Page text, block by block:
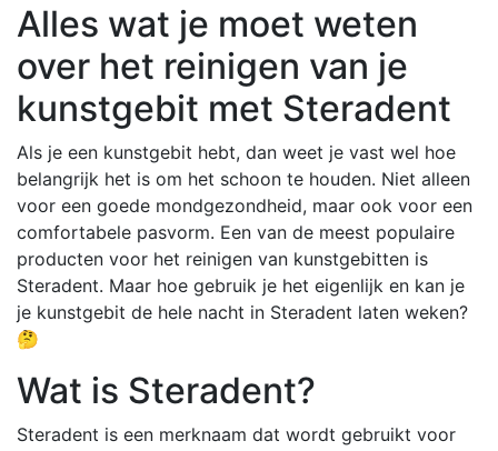
Alles wat je moet weten
over het reinigen van je
kunstgebit met Steradent
Als je een kunstgebit hebt, dan weet je vast wel hoe
belangrijk het is om het schoon te houden. Niet alleen
voor een goede mondgezondheid, maar ook voor een
comfortabele pasvorm. Een van de meest populaire
producten voor het reinigen van kunstgebitten is
Steradent. Maar hoe gebruik je het eigenlijk en kan je
je kunstgebit de hele nacht in Steradent laten weken?
🤔
Wat is Steradent?
Steradent is een merknaam dat wordt gebruikt voor